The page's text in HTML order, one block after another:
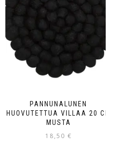
PANNUNALUNEN
HUOVUTETTUA VILLAA 20 CM
MUSTA
18,50 €